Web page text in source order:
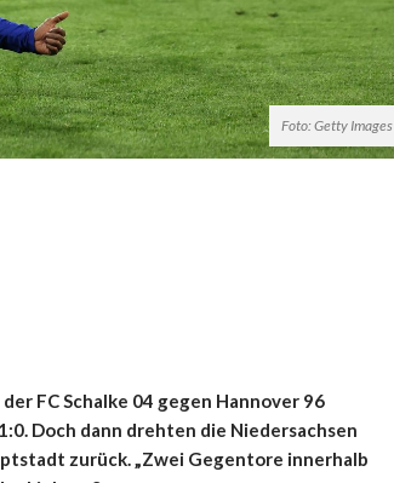
Foto: Getty Images
FC Schalke 04 gegen Hannover 96
Doch dann drehten die Niedersachsen
zurück. „Zwei Gegentore innerhalb